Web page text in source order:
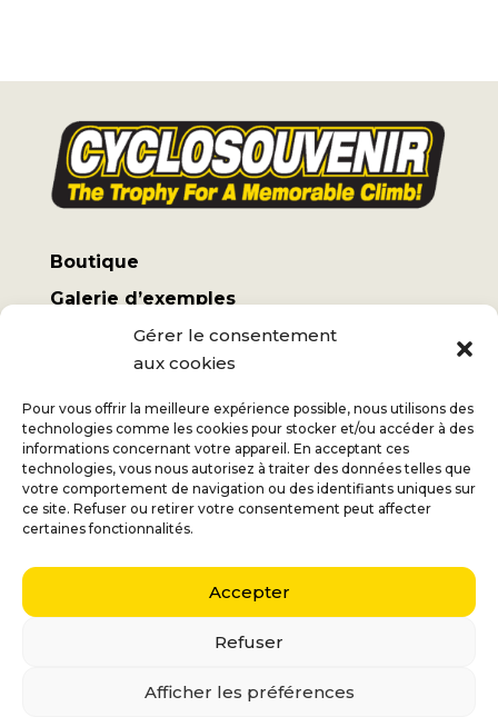
Gérer le consentement
aux cookies
Pour vous offrir la meilleure expérience possible, nous utilisons des
technologies comme les cookies pour stocker et/ou accéder à des
informations concernant votre appareil. En acceptant ces
technologies, vous nous autorisez à traiter des données telles que
votre comportement de navigation ou des identifiants uniques sur
ce site. Refuser ou retirer votre consentement peut affecter
certaines fonctionnalités.
Accepter
Refuser
Afficher les préférences
Boutique
Galerie d’exemples
Mon compte
Termes et conditions
Frais d’expédition
Jan+32 (0) 477 732 949
Véronique+32 (0) 472 562 684
Middelmolenlaan 100
2100 Deurne
Nederlands(Néerlandais) English